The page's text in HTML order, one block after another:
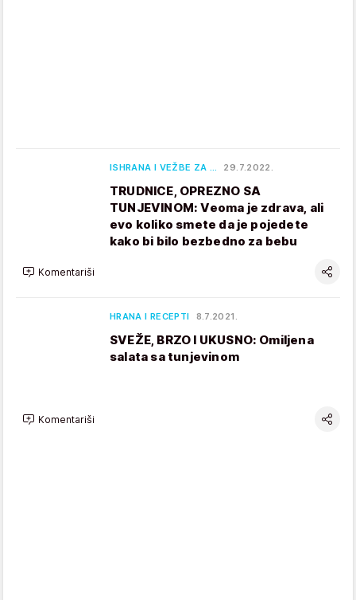
ISHRANA I VEŽBE ZA … 29.7.2022.
TRUDNICE, OPREZNO SA
TUNJEVINOM: Veoma je zdrava, ali
evo koliko smete da je pojedete
kako bi bilo bezbedno za bebu
Komentariši
HRANA I RECEPTI 8.7.2021.
SVEŽE, BRZO I UKUSNO: Omiljena
salata sa tunjevinom
Komentariši